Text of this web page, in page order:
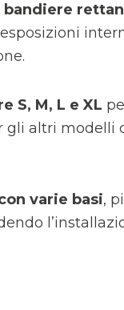
bandiere
S, M, L e XL
altri modelli
varie basi,